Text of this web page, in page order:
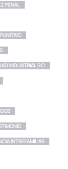
PENAL
INDUSTRIAL SIC
INTREFAMILIAR